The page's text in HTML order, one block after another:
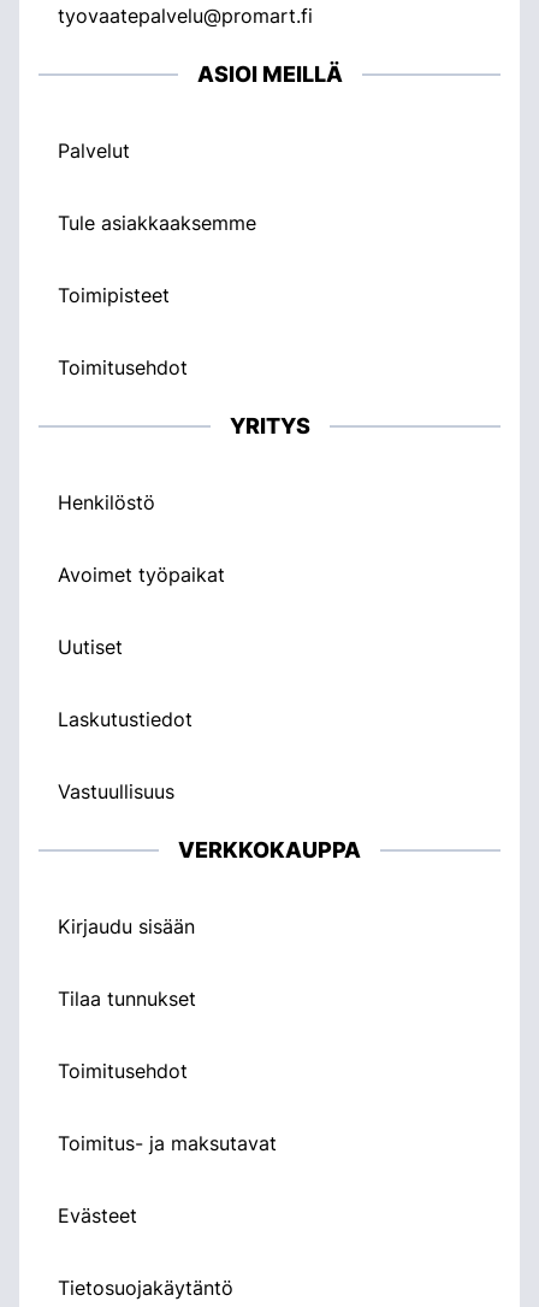
tyovaatepalvelu@promart.fi
ASIOI MEILLÄ
Palvelut
Tule asiakkaaksemme
Toimipisteet
Toimitusehdot
YRITYS
Henkilöstö
Avoimet työpaikat
Uutiset
Laskutustiedot
Vastuullisuus
VERKKOKAUPPA
Kirjaudu sisään
Tilaa tunnukset
Toimitusehdot
Toimitus- ja maksutavat
Evästeet
Tietosuojakäytäntö